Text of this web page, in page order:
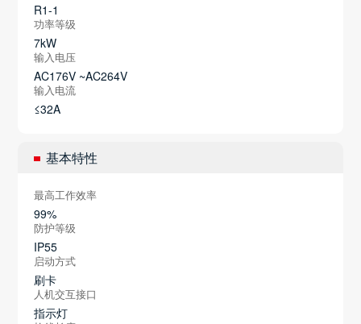
R1-1
功率等级
7kW
输入电压
AC176V ~AC264V
输入电流
≤32A
基本特性
最高工作效率
99%
防护等级
IP55
启动方式
刷卡
人机交互接口
指示灯